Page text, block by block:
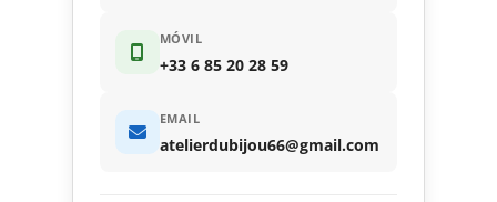
MÓVIL
+33 6 85 20 28 59
EMAIL
atelierdubijou66@gmail.com